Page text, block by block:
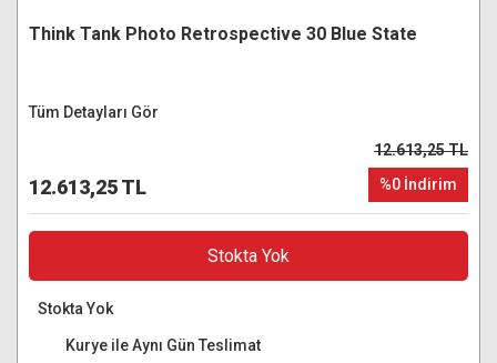
Think Tank Photo Retrospective 30 Blue State
Tüm Detayları Gör
12.613,25 TL
12.613,25 TL
%0 İndirim
Stokta Yok
Stokta Yok
Kurye ile Aynı Gün Teslimat